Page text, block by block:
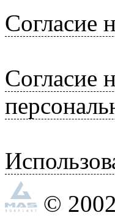
Согласие
Согласие
©